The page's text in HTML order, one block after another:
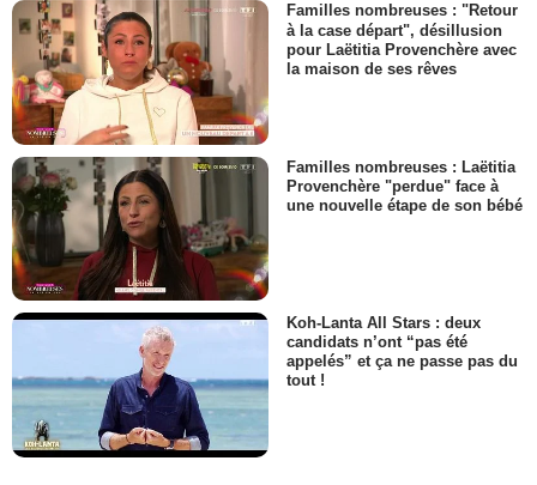
Familles nombreuses : "Retour
à la case départ", désillusion
pour Laëtitia Provenchère avec
la maison de ses rêves
Familles nombreuses : Laëtitia
Provenchère "perdue" face à
une nouvelle étape de son bébé
Koh-Lanta All Stars : deux
candidats n’ont “pas été
appelés” et ça ne passe pas du
tout !